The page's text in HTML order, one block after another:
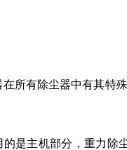
在所有除尘器中有其特
的是主机部分，重力除